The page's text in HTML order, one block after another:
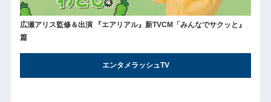
広瀬アリス監修＆出演 『エアリアル』新TVCM「みんなでサクッと』
篇
エンタメラッシュTV